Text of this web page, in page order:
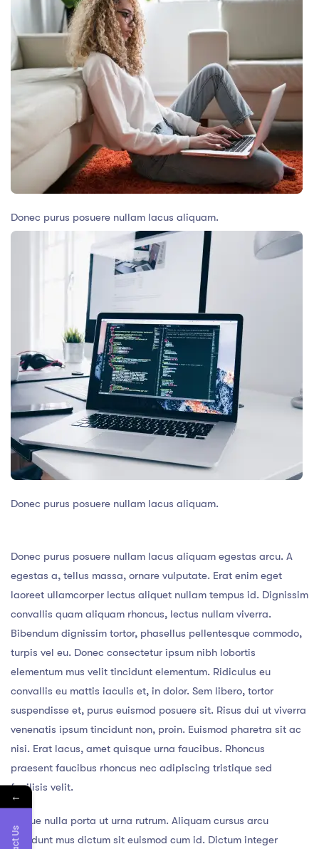
Donec purus posuere nullam lacus aliquam.
Donec purus posuere nullam lacus aliquam.
Donec purus posuere nullam lacus aliquam egestas arcu. A
egestas a, tellus massa, ornare vulputate. Erat enim eget
laoreet ullamcorper lectus aliquet nullam tempus id. Dignissim
convallis quam aliquam rhoncus, lectus nullam viverra.
Bibendum dignissim tortor, phasellus pellentesque commodo,
turpis vel eu. Donec consectetur ipsum nibh lobortis
elementum mus velit tincidunt elementum. Ridiculus eu
convallis eu mattis iaculis et, in dolor. Sem libero, tortor
suspendisse et, purus euismod posuere sit. Risus dui ut viverra
venenatis ipsum tincidunt non, proin. Euismod pharetra sit ac
nisi. Erat lacus, amet quisque urna faucibus. Rhoncus
praesent faucibus rhoncus nec adipiscing tristique sed
facilisis velit.
Neque nulla porta ut urna rutrum. Aliquam cursus arcu
tincidunt mus dictum sit euismod cum id. Dictum integer
←